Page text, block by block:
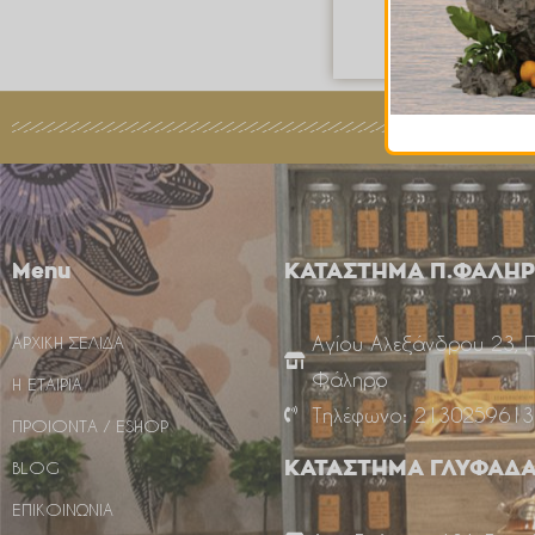
Quick View
Menu
ΑΡΧΙΚΗ ΣΕΛΙΔΑ
Η ΕΤΑΙΡΙΑ
ΠΡΟΙΟΝΤΑ / ESHOP
BLOG
ΕΠΙΚΟΙΝΩΝΙΑ
ΚΑΤΑΣΤΗΜΑ
Αγίου Αλεξάνδρου 23,
Φάληρο
Τηλέφωνο: 2130259613
ΚΑΤΑΣΤΗΜΑ